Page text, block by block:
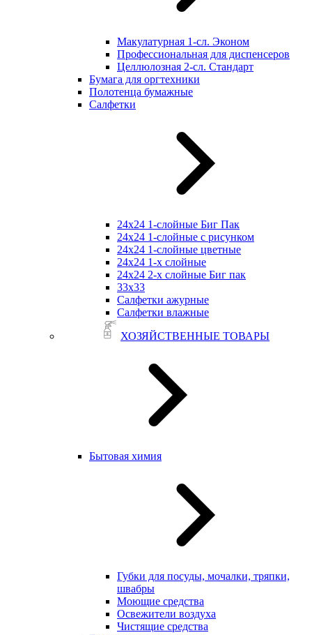
Макулатурная 1-сл. Эконом
Профессиональная для диспенсеров
Целлюлозная 2-сл. Стандарт
Бумага для оргтехники
Полотенца бумажные
Салфетки
24х24 1-слойные Биг Пак
24х24 1-слойные с рисунком
24х24 1-слойные цветные
24х24 1-х слойные
24х24 2-х слойные Биг пак
33х33
Салфетки ажурные
Салфетки влажные
ХОЗЯЙСТВЕННЫЕ ТОВАРЫ
Бытовая химия
Губки для посуды, мочалки, тряпки,
швабры
Моющие средства
Освежители воздуха
Чистящие средства